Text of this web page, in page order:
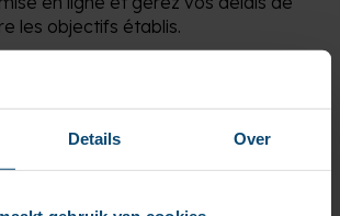
Details Over
les objectifs établis.
des auteurs est
client est au cœur de tous
L’équipe projet peut donc